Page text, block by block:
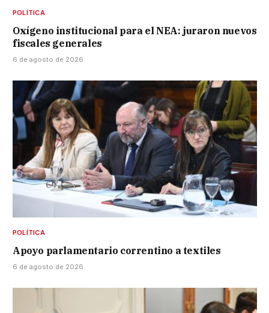
POLÍTICA
Oxígeno institucional para el NEA: juraron nuevos
fiscales generales
6 de agosto de 2026
POLÍTICA
Apoyo parlamentario correntino a textiles
6 de agosto de 2026